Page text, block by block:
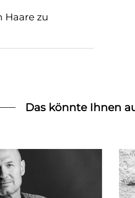
Haare zu
Das könnte Ihnen